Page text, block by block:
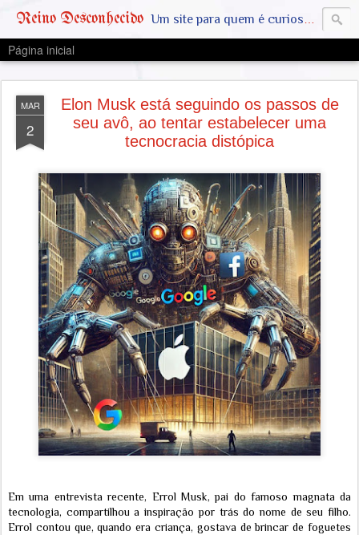
Reino Desconhecido Um site para quem é curioso e também quer estar ciente das notícias que geralmente não aparecem na grande mídia. Abram a mente, pensem fora da caixinha. SAIAM DA MATRIX !! A VERDADE ESTÁ LA FORA
Página inicial
MAR
2
Elon Musk está seguindo os passos de
seu avô, ao tentar estabelecer uma
tecnocracia distópica
Em uma entrevista recente, Errol Musk, pai do famoso magnata da
tecnologia, compartilhou a inspiração por trás do nome de seu filho.
Errol contou que, quando era criança, gostava de brincar de foguetes